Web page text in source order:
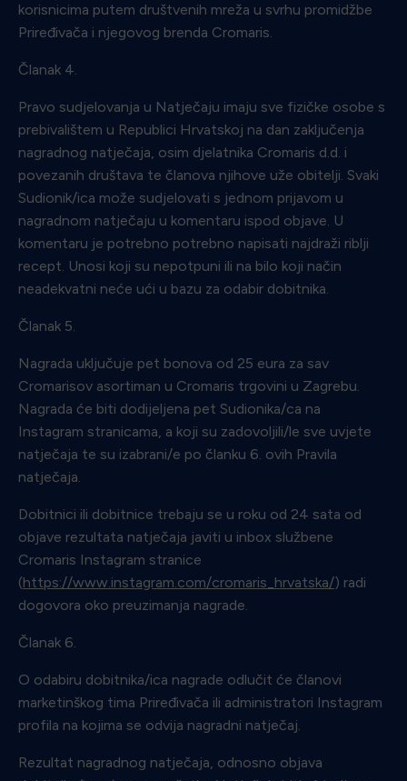
korisnicima putem društvenih mreža u svrhu promidžbe
Priređivača i njegovog brenda Cromaris.
Članak 4.
Pravo sudjelovanja u Natječaju imaju sve fizičke osobe s
prebivalištem u Republici Hrvatskoj na dan zaključenja
nagradnog natječaja, osim djelatnika Cromaris d.d. i
povezanih društava te članova njihove uže obitelji. Svaki
Sudionik/ica može sudjelovati s jednom prijavom u
nagradnom natječaju u komentaru ispod objave. U
komentaru je potrebno potrebno napisati najdraži riblji
recept. Unosi koji su nepotpuni ili na bilo koji način
neadekvatni neće ući u bazu za odabir dobitnika.
Članak 5.
Nagrada uključuje pet bonova od 25 eura za sav
Cromarisov asortiman u Cromaris trgovini u Zagrebu.
Nagrada će biti dodijeljena pet Sudionika/ca na
Instagram stranicama, a koji su zadovoljili/le sve uvjete
natječaja te su izabrani/e po članku 6. ovih Pravila
natječaja.
Dobitnici ili dobitnice trebaju se u roku od 24 sata od
objave rezultata natječaja javiti u inbox službene
Cromaris Instagram stranice
(https://www.instagram.com/cromaris_hrvatska/) radi
dogovora oko preuzimanja nagrade.
Članak 6.
O odabiru dobitnika/ica nagrade odlučit će članovi
marketinškog tima Priređivača ili administratori Instagram
profila na kojima se odvija nagradni natječaj.
Rezultat nagradnog natječaja, odnosno objava